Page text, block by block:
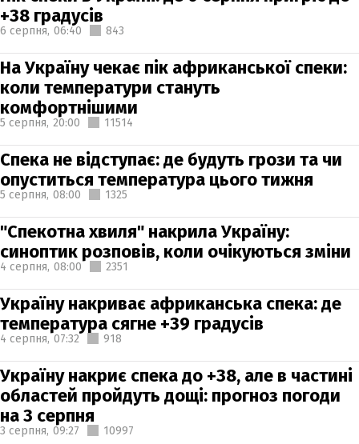
+38 градусів
6 серпня, 06:40 843
На Україну чекає пік африканської спеки:
коли температури стануть
комфортнішими
5 серпня, 20:00 11514
Спека не відступає: де будуть грози та чи
опуститься температура цього тижня
5 серпня, 08:00 1325
"Спекотна хвиля" накрила Україну:
синоптик розповів, коли очікуються зміни
4 серпня, 08:00 2351
Україну накриває африканська спека: де
температура сягне +39 градусів
4 серпня, 07:32 918
Україну накриє спека до +38, але в частині
областей пройдуть дощі: прогноз погоди
на 3 серпня
3 серпня, 09:27 10997